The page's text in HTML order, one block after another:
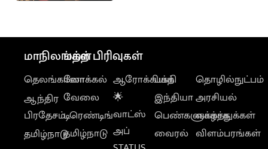
மாநிலங்கள்
தெலங்கானா
ஆந்திர
பிரதேசம்
தமிழ்நாடு
மற்ற பிரிவுகள்
லோக்கல்
வேலை
டிரெண்டிங்
தமிழ்நாடு
ஆரோக்கியம்
🌟
வாட்ஸ்
அப்
பக்தி
இந்தியா
பெண்களுக்காக
வைரல்
தொழில்நுட்பம்
அரசியல்
வாழ்த்துக்கள்
விளம்பரங்கள்